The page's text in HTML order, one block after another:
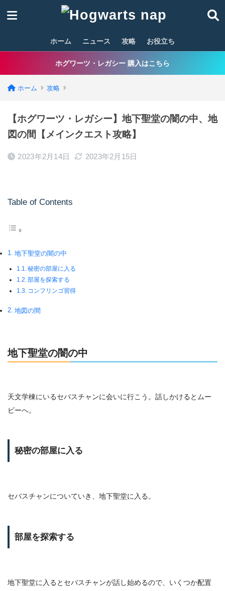
ホーム ニュース 攻略 お役立ち
ホグワーツ・レガシー 購入はこちら
ホーム 攻略
【ホグワーツ・レガシー】地下聖堂の闇の中、地
図の間【メインクエスト攻略】
2023年2月14日 2023年2月15日
Table of Contents
地下聖堂の闇の中
秘密の部屋に入る
部屋を探索する
コンフリンゴ習得
地図の間
地下聖堂の闇の中
天文学棟にいるセバスチャンに会いに行こう。話しかけるとムー
ビーへ。
秘密の部屋に入る
セバスチャンについていき、地下聖堂に入る。
部屋を探索する
地下聖堂に入るとセバスチャンが話し始めるので、いくつか配置